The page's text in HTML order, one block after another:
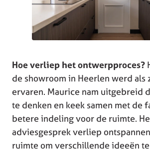
Hoe verliep het ontwerpproces?
de showroom in Heerlen werd als
ervaren. Maurice nam uitgebreid
te denken en keek samen met de
betere indeling voor de ruimte.
adviesgesprek verliep
ruimte om verschillende ideeën